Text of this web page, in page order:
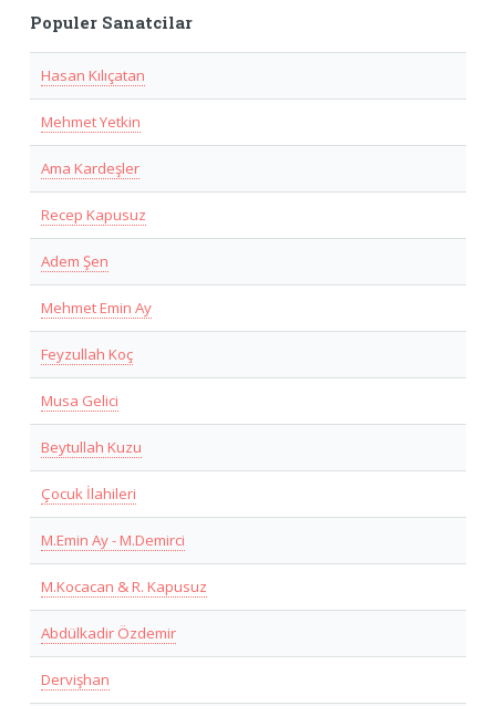
Populer Sanatcilar
Hasan Kılıçatan
Mehmet Yetkin
Ama Kardeşler
Recep Kapusuz
Adem Şen
Mehmet Emin Ay
Feyzullah Koç
Musa Gelici
Beytullah Kuzu
Çocuk İlahileri
M.Emin Ay - M.Demirci
M.Kocacan & R. Kapusuz
Abdülkadir Özdemir
Dervişhan